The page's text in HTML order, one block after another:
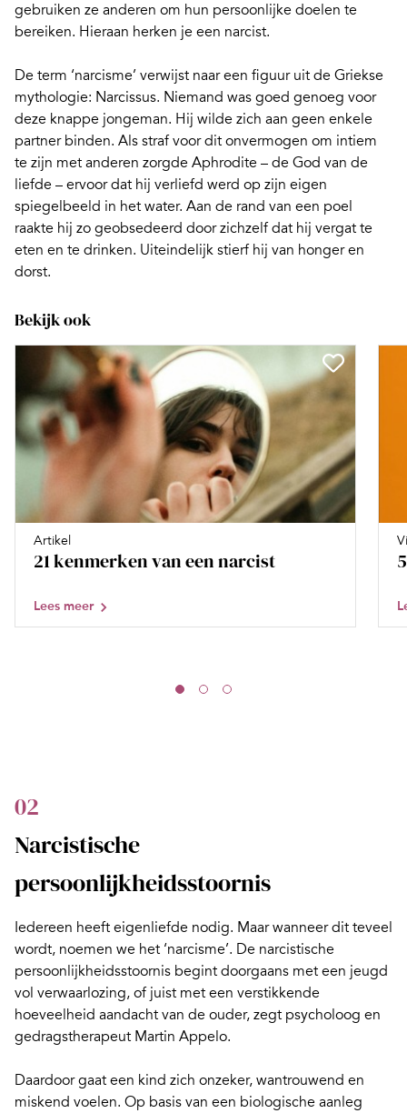
gebruiken ze anderen om hun persoonlijke doelen te
bereiken. Hieraan herken je een narcist.
De term ‘narcisme’ verwijst naar een figuur uit de Griekse
mythologie: Narcissus. Niemand was goed genoeg voor
deze knappe jongeman. Hij wilde zich aan geen enkele
partner binden. Als straf voor dit onvermogen om intiem
te zijn met anderen zorgde Aphrodite – de God van de
liefde – ervoor dat hij verliefd werd op zijn eigen
spiegelbeeld in het water. Aan de rand van een poel
raakte hij zo geobsedeerd door zichzelf dat hij vergat te
eten en te drinken. Uiteindelijk stierf hij van honger en
dorst.
Bekijk ook
Artikel
21 kenmerken van een narcist
Lees meer
02
Narcistische
persoonlijkheidsstoornis
Iedereen heeft eigenliefde nodig. Maar wanneer dit teveel
wordt, noemen we het ‘narcisme’. De narcistische
persoonlijkheidsstoornis begint doorgaans met een jeugd
vol verwaarlozing, of juist met een verstikkende
hoeveelheid aandacht van de ouder, zegt psycholoog en
gedragstherapeut Martin Appelo.
Daardoor gaat een kind zich onzeker, wantrouwend en
miskend voelen. Op basis van een biologische aanleg